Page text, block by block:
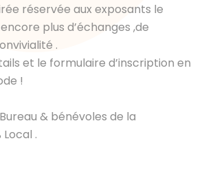
réservée aux exposants le
plus d’échanges ,de
.
et le formulaire d’inscription en
!
& bénévoles de la
.